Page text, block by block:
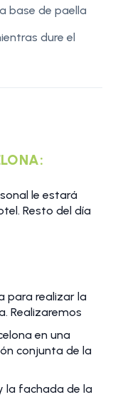
base de paella
dure el
le estará
Resto del día
para realizar la
Realizaremos
en una
conjunta de la
la fachada de la